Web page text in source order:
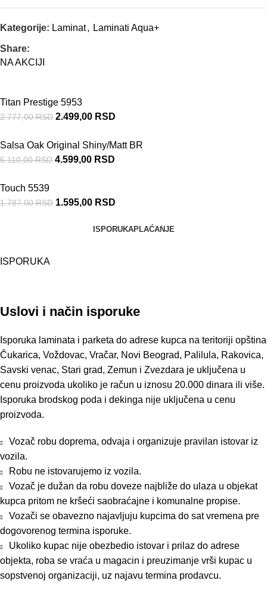
Kategorije: Laminat, Laminati Aqua+
Share:
NA AKCIJI
Titan Prestige 5953
2.777,00RSD 2.499,00 RSD
Salsa Oak Original Shiny/Matt BR
5.110,00RSD 4.599,00 RSD
Touch 5539
1.787,00RSD 1.595,00 RSD
ISPORUKAPLAĆANJE
ISPORUKA
Uslovi i način isporuke
Isporuka laminata i parketa do adrese kupca na teritoriji opština
Čukarica, Voždovac, Vračar, Novi Beograd, Palilula, Rakovica,
Savski venac, Stari grad, Zemun i Zvezdara je uključena u
cenu proizvoda ukoliko je račun u iznosu 20.000 dinara ili više.
Isporuka brodskog poda i dekinga nije uključena u cenu
proizvoda.
Vozač robu doprema, odvaja i organizuje pravilan istovar iz
vozila.
Robu ne istovarujemo iz vozila.
Vozač je dužan da robu doveze najbliže do ulaza u objekat
kupca pritom ne kršeći saobraćajne i komunalne propise.
Vozači se obavezno najavljuju kupcima do sat vremena pre
dogovorenog termina isporuke.
Ukoliko kupac nije obezbedio istovar i prilaz do adrese
objekta, roba se vraća u magacin i preuzimanje vrši kupac u
sopstvenoj organizaciji, uz najavu termina prodavcu.